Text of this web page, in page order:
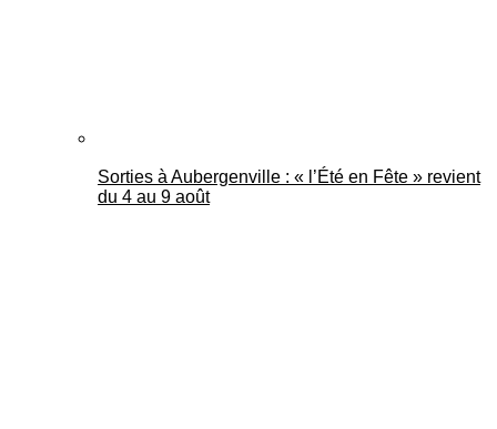
Sorties à Aubergenville : « l’Été en Fête » revient
du 4 au 9 août